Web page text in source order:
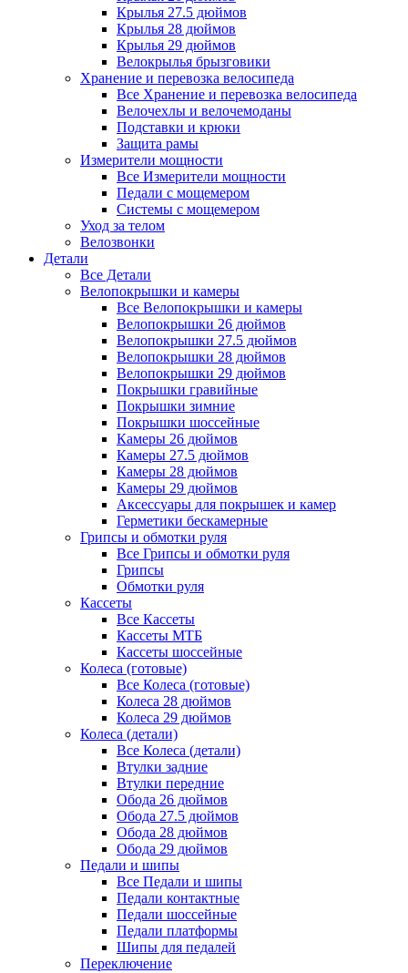
Крылья 27.5 дюймов
Крылья 28 дюймов
Крылья 29 дюймов
Велокрылья брызговики
Хранение и перевозка велосипеда
Все Хранение и перевозка велосипеда
Велочехлы и велочемоданы
Подставки и крюки
Защита рамы
Измерители мощности
Все Измерители мощности
Педали с мощемером
Системы с мощемером
Уход за телом
Велозвонки
Детали
Все Детали
Велопокрышки и камеры
Все Велопокрышки и камеры
Велопокрышки 26 дюймов
Велопокрышки 27.5 дюймов
Велопокрышки 28 дюймов
Велопокрышки 29 дюймов
Покрышки гравийные
Покрышки зимние
Покрышки шоссейные
Камеры 26 дюймов
Камеры 27.5 дюймов
Камеры 28 дюймов
Камеры 29 дюймов
Аксессуары для покрышек и камер
Герметики бескамерные
Грипсы и обмотки руля
Все Грипсы и обмотки руля
Грипсы
Обмотки руля
Кассеты
Все Кассеты
Кассеты МТБ
Кассеты шоссейные
Колеса (готовые)
Все Колеса (готовые)
Колеса 28 дюймов
Колеса 29 дюймов
Колеса (детали)
Все Колеса (детали)
Втулки задние
Втулки передние
Обода 26 дюймов
Обода 27.5 дюймов
Обода 28 дюймов
Обода 29 дюймов
Педали и шипы
Все Педали и шипы
Педали контактные
Педали шоссейные
Педали платформы
Шипы для педалей
Переключение